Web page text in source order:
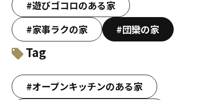
#遊びゴコロのある家
#家事ラクの家
#団欒の家
Tag
#オープンキッチンのある家